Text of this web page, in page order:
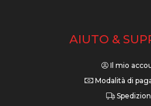
AIUTO &
Il mio
Modalità di